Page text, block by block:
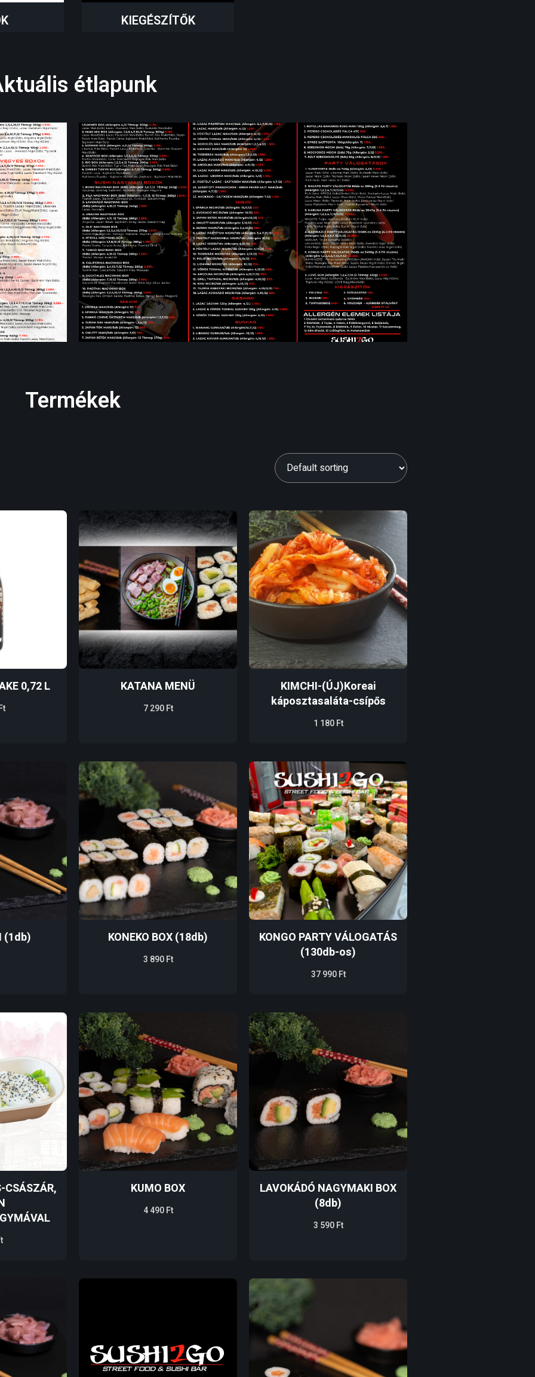
KIEGÉSZÍTŐK
étlapunk
Termékek
0,72 L KATANA MENÜ
7 290Ft
KIMCHI-(ÚJ)Koreai
káposztasaláta-csípős
1 180Ft
(1db) KONEKO BOX (18db)
3 890Ft
KONGO PARTY VÁLOGATÁS
(130db-os)
37 990Ft
CSÁSZÁR,
KUMO BOX
4 490Ft
LAVOKÁDÓ NAGYMAKI BOX
(8db)
3 590Ft